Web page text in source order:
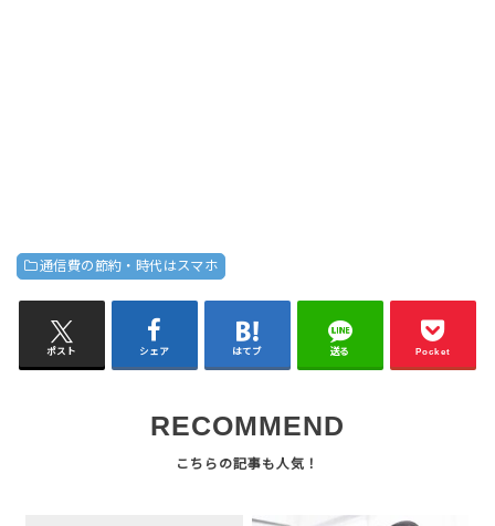
通信費の節約・時代はスマホ
ポスト シェア はてブ 送る Pocket
RECOMMEND